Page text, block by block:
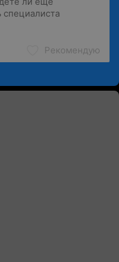
Рекомендую